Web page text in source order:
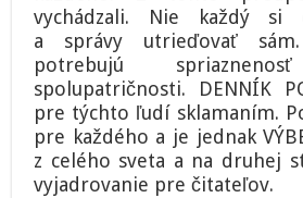
vychádzali. Nie každý si
a správy utrieďovať
potrebujú
spolupatričnosti. DENNÍK
pre týchto ľudí sklamaním.
pre každého a je jednak
z celého sveta a na druhej
vyjadrovanie pre čitateľov.